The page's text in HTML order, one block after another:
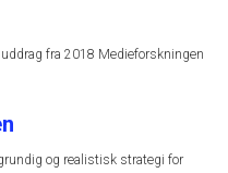
fra 2018 Medieforskningen
og realistisk strategi for